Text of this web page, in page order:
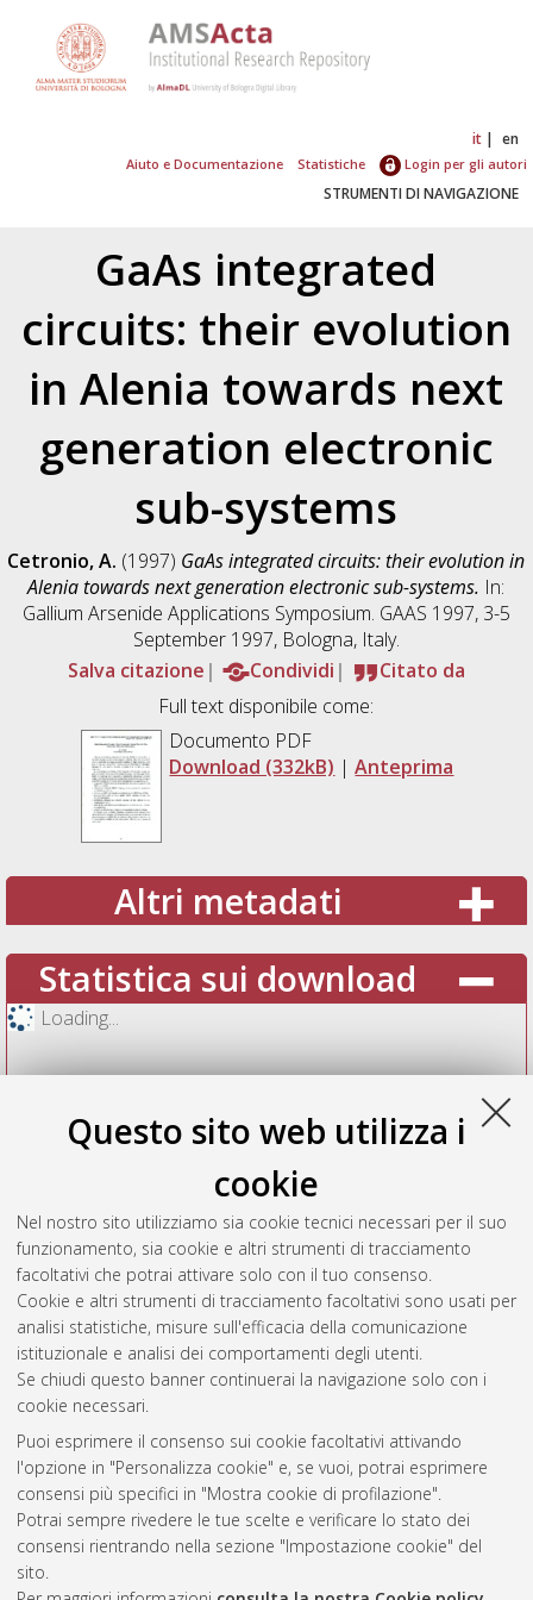
Questo sito web utilizza i
cookie
Nel nostro sito utilizziamo sia cookie tecnici necessari per il suo
funzionamento, sia cookie e altri strumenti di tracciamento
facoltativi che potrai attivare solo con il tuo consenso.
Cookie e altri strumenti di tracciamento facoltativi sono usati per
analisi statistiche, misure sull'efficacia della comunicazione
istituzionale e analisi dei comportamenti degli utenti.
Se chiudi questo banner continuerai la navigazione solo con i
cookie necessari.
Puoi esprimere il consenso sui cookie facoltativi attivando
l'opzione in "Personalizza cookie" e, se vuoi, potrai esprimere
consensi più specifici in "Mostra cookie di profilazione".
Potrai sempre rivedere le tue scelte e verificare lo stato dei
consensi rientrando nella sezione "Impostazione cookie" del
sito.
it en
Aiuto e Documentazione Statistiche Login per gli autori
STRUMENTI DI NAVIGAZIONE
GaAs integrated
circuits: their evolution
in Alenia towards next
generation electronic
sub-systems
Cetronio, A. (1997) GaAs integrated circuits: their evolution in
Alenia towards next generation electronic sub-systems. In:
Gallium Arsenide Applications Symposium. GAAS 1997, 3-5
September 1997, Bologna, Italy.
Salva citazione
Condividi
Citato da
Full text disponibile come:
Documento PDF
Download (332kB) |Anteprima
Altri metadati
Statistica sui download
Loading...
Vedi altre statistiche
Gestione del documento:
Atom
Rss
AMS Acta
ISSN: 2038-7954
re3data.org -
doi.org/10.17616/R3P19R
Servizio implementato e